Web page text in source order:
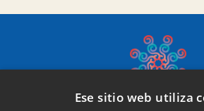
Ese sitio web utiliza